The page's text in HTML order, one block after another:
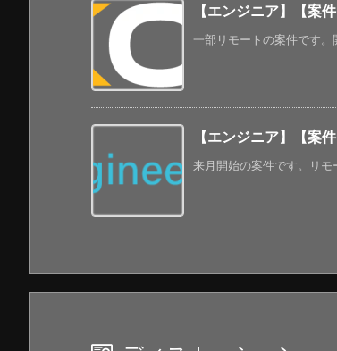
【エンジニア】【案
一部リモートの案件です
【エンジニア】【案
来月開始の案件です。リ